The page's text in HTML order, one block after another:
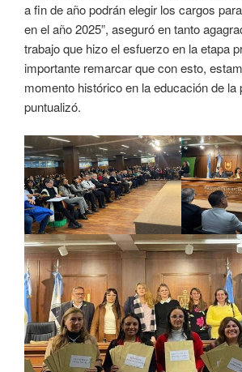
a fin de año podrán elegir los cargos
en el año 2025”, aseguró en tanto
trabajo que hizo el esfuerzo en la etapa
importante remarcar que con esto,
momento histórico en la educación de la
puntualizó.